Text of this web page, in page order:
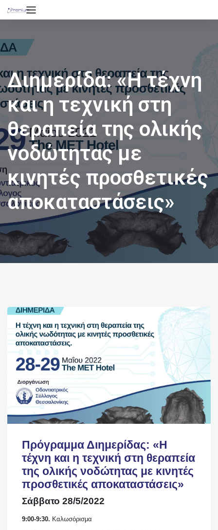
Διημερίδα: «Η τέχνη
και η τεχνική στη
θεραπεία της ολικής
νοδώτητας με
κινητές προσθετικές
αποκαταστάσεις»
Πρόγραμμα Διημερίδας: «Η
τέχνη και η τεχνική στη θεραπεία
της ολικής νοδώτητας με κινητές
προσθετικές αποκαταστάσεις»
Σάββατο 28/5/2022
9:00-9:30. Καλωσόρισμα